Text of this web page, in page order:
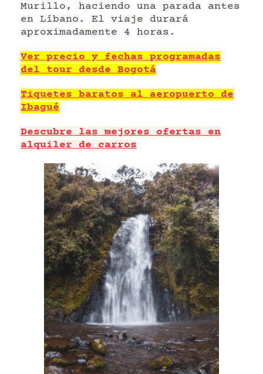
Murillo, haciendo una parada antes
en Líbano. El viaje durará
aproximadamente 4 horas.
Ver precio y fechas programadas
del tour desde Bogotá
Tiquetes baratos al aeropuerto de
Ibagué
Descubre las mejores ofertas en
alquiler de carros